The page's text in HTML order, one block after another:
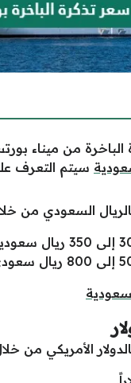
الباخرة من ميناء
سيتم التعرف
السعودي من خلال
الأمريكي من خلال